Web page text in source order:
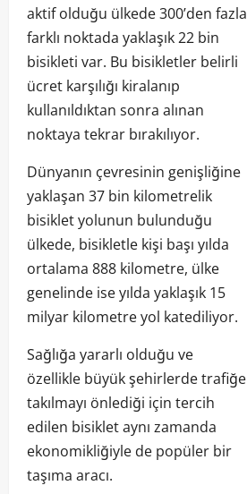
aktif olduğu ülkede 300’den fazla
farklı noktada yaklaşık 22 bin
bisikleti var. Bu bisikletler belirli
ücret karşılığı kiralanıp
kullanıldıktan sonra alınan
noktaya tekrar bırakılıyor.
Dünyanın çevresinin genişliğine
yaklaşan 37 bin kilometrelik
bisiklet yolunun bulunduğu
ülkede, bisikletle kişi başı yılda
ortalama 888 kilometre, ülke
genelinde ise yılda yaklaşık 15
milyar kilometre yol katediliyor.
Sağlığa yararlı olduğu ve
özellikle büyük şehirlerde trafiğe
takılmayı önlediği için tercih
edilen bisiklet aynı zamanda
ekonomikliğiyle de popüler bir
taşıma aracı.